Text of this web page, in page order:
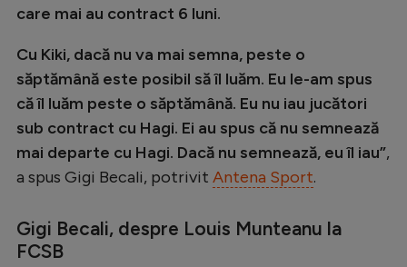
Formula 1
Gimnastică
Auto
Rugby
Ciclism
Alte sporturi
care mai au contract 6 luni.
Cu Kiki, dacă nu va mai semna, peste o
săptămână este posibil să îl luăm. Eu le-am spus
că îl luăm peste o săptămână. Eu nu iau jucători
sub contract cu Hagi. Ei au spus că nu semnează
mai departe cu Hagi. Dacă nu semnează, eu îl iau”,
a spus Gigi Becali, potrivit Antena Sport.
Gigi Becali, despre Louis Munteanu la
FCSB